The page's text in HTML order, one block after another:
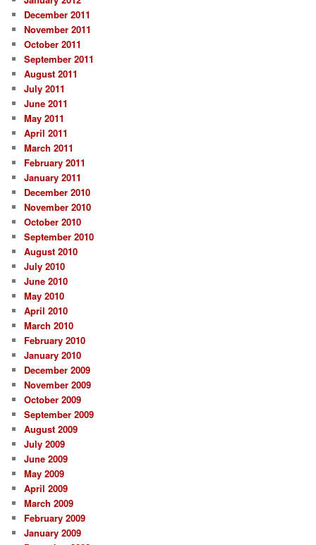
December 2011
November 2011
October 2011
September 2011
August 2011
July 2011
June 2011
May 2011
April 2011
March 2011
February 2011
January 2011
December 2010
November 2010
October 2010
September 2010
August 2010
July 2010
June 2010
May 2010
April 2010
March 2010
February 2010
January 2010
December 2009
November 2009
October 2009
September 2009
August 2009
July 2009
June 2009
May 2009
April 2009
March 2009
February 2009
January 2009